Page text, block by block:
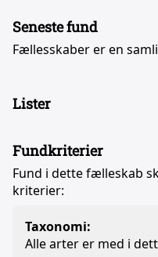
Seneste fund
Fællesskaber er en
Lister
Fundkriterier
Fund i dette fælleskab
kriterier:
Taxonomi:
Alle arter er med i